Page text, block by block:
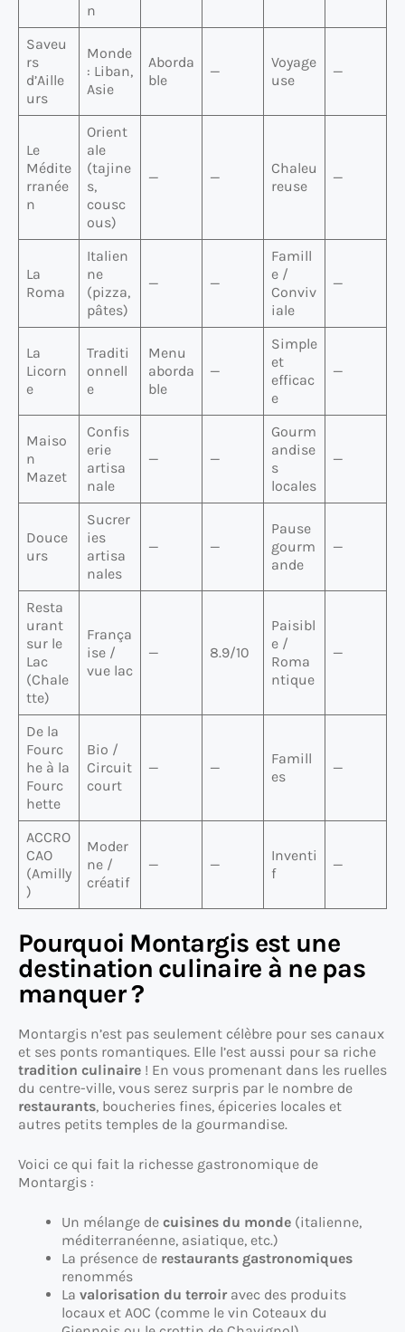
n
Saveu
rs
d’Aille
urs
Monde
: Liban,
Asie
Aborda
ble
—
Voyage
use
—
Le
Médite
rranée
n
Orient
ale
(tajine
s,
cousc
ous)
— —
Chaleu
reuse
—
La
Roma
Italien
ne
(pizza,
pâtes)
— —
Famill
e /
Conviv
iale
—
La
Licorn
e
Traditi
onnell
e
Menu
aborda
ble
—
Simple
et
efficac
e
—
Maiso
n
Mazet
Confis
erie
artisa
nale
— —
Gourm
andise
s
locales
—
Douce
urs
Sucrer
ies
artisa
nales
— —
Pause
gourm
ande
—
Resta
urant
sur le
Lac
(Chale
tte)
França
ise /
vue lac
— 8.9/10
Paisibl
e /
Roma
ntique
—
De la
Fourc
he à la
Fourc
hette
Bio /
Circuit
court
— —
Famill
es
—
ACCRO
CAO
(Amilly
)
Moder
ne /
créatif
— —
Inventi
f
—
Pourquoi Montargis est une
destination culinaire à ne pas
manquer ?
Montargis n’est pas seulement célèbre pour ses canaux
et ses ponts romantiques. Elle l’est aussi pour sa riche
tradition culinaire ! En vous promenant dans les ruelles
du centre-ville, vous serez surpris par le nombre de
restaurants, boucheries fines, épiceries locales et
autres petits temples de la gourmandise.
Voici ce qui fait la richesse gastronomique de
Montargis :
Un mélange de cuisines du monde (italienne,
méditerranéenne, asiatique, etc.)
La présence de restaurants gastronomiques
renommés
La valorisation du terroir avec des produits
locaux et AOC (comme le vin Coteaux du